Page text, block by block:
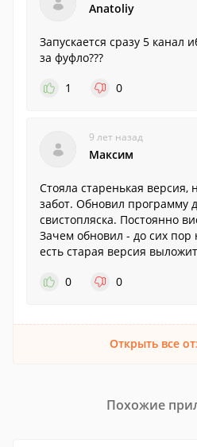
Anatoliy
Запускается сразу 5 канал
за фуфло???
1
0
9 лет назад
Максим
Стояла старенькая версия,
забот. Обновил программу
свистопляска. Постоянно
Зачем обновил - до сих пор
есть старая версия
0
0
Открыть все
Похожие